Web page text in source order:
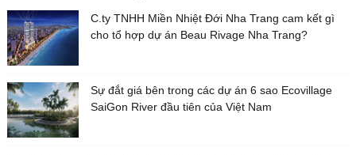
C.ty TNHH Miền Nhiệt Đới Nha Trang cam kết gì
cho tổ hợp dự án Beau Rivage Nha Trang?
Sự đắt giá bên trong các dự án 6 sao Ecovillage
SaiGon River đầu tiên của Việt Nam